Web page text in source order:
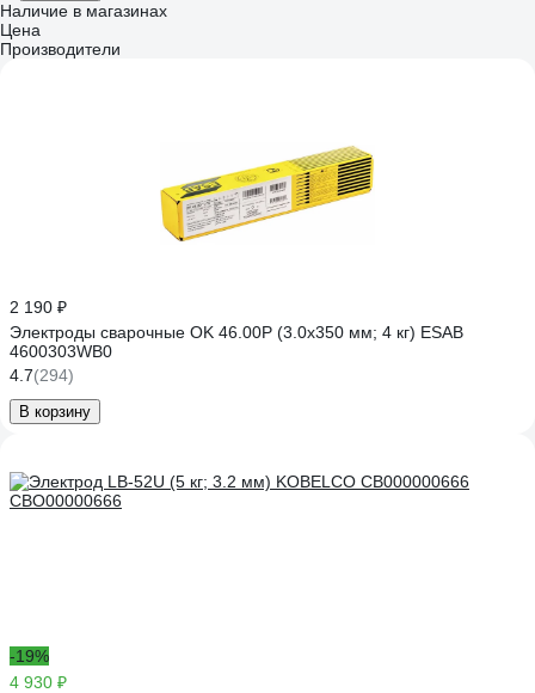
Наличие в магазинах
Цена
Производители
2 190 ₽
Электроды сварочные OK 46.00P (3.0х350 мм; 4 кг) ESAB
4600303WB0
4.7(294)
В корзину
-19%
4 930 ₽